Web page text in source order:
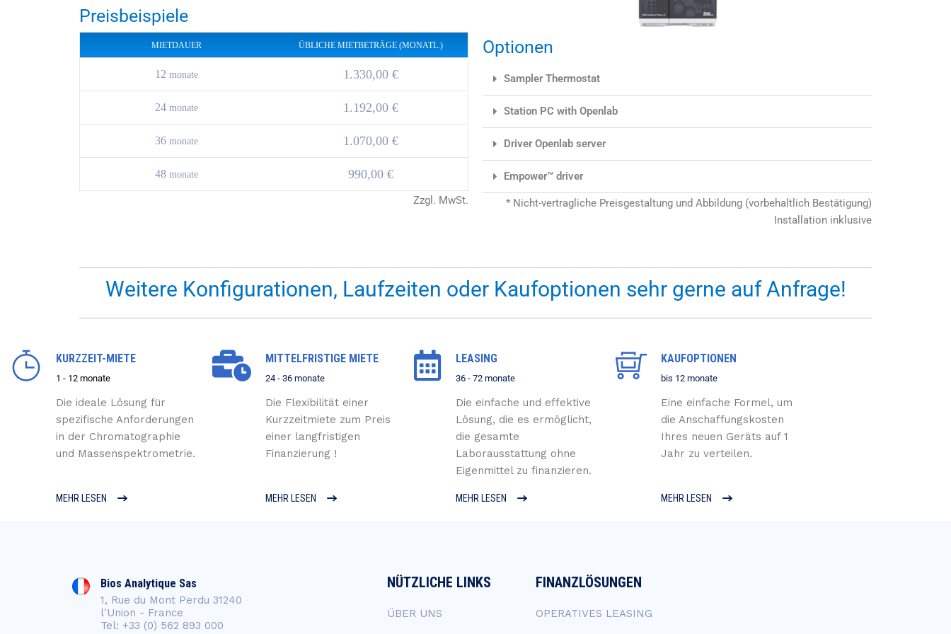
Preisbeispiele
MIETDAUER ÜBLICHE MIETBETRÄGE (MONATL.)
12 monate 1.330,00 €
24 monate 1.192,00 €
36 monate 1.070,00 €
48 monate 990,00 €
Zzgl. MwSt.
Optionen
Sampler Thermostat
Station PC with Openlab
Driver Openlab server
Empower™ driver
* Nicht-vertragliche Preisgestaltung und Abbildung (vorbehaltlich Bestätigung)
Installation inklusive
Weitere Konfigurationen, Laufzeiten oder Kaufoptionen sehr gerne auf Anfrage!
KURZZEIT-MIETE
1 - 12 monate
Die ideale Lösung für
spezifische Anforderungen
in der Chromatographie
und Massenspektrometrie.
MEHR LESEN
MITTELFRISTIGE MIETE
24 - 36 monate
Die Flexibilität einer
Kurzzeitmiete zum Preis
einer langfristigen
Finanzierung !
MEHR LESEN
LEASING
36 - 72 monate
Die einfache und effektive
Lösung, die es ermöglicht,
die gesamte
Laborausstattung ohne
Eigenmittel zu finanzieren.
MEHR LESEN
KAUFOPTIONEN
bis 12 monate
Eine einfache Formel, um
die Anschaffungskosten
Ihres neuen Geräts auf 1
Jahr zu verteilen.
MEHR LESEN
Bios Analytique Sas
1, Rue du Mont Perdu 31240
l'Union - France
Tel: +33 (0) 562 893 000
NÜTZLICHE LINKS
ÜBER UNS
FINANZLÖSUNGEN
OPERATIVES LEASING